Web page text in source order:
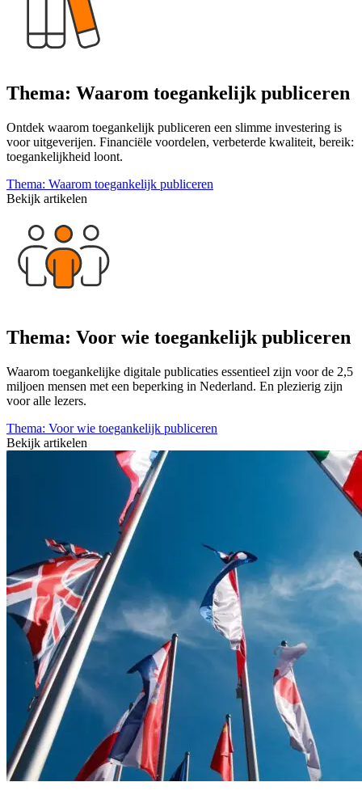
Thema: Waarom toegankelijk publiceren
Ontdek waarom toegankelijk publiceren een slimme investering is
voor uitgeverijen. Financiële voordelen, verbeterde kwaliteit, bereik:
toegankelijkheid loont.
Thema: Waarom toegankelijk publiceren
Bekijk artikelen
Thema: Voor wie toegankelijk publiceren
Waarom toegankelijke digitale publicaties essentieel zijn voor de 2,5
miljoen mensen met een beperking in Nederland. En plezierig zijn
voor alle lezers.
Thema: Voor wie toegankelijk publiceren
Bekijk artikelen